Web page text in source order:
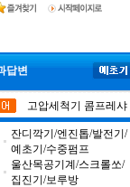
답변
고압세척기 콤프레샤
잔디깍기/엔진톱/발전기/
예초기/수중펌프
울산목공기계/스크롤쏘/
집진기/보루방